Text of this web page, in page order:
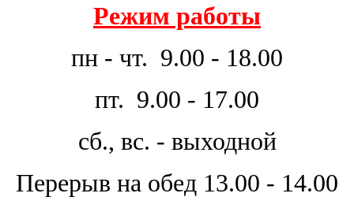
Режим работы
пн - чт. 9.00 - 18.00
пт. 9.00 - 17.00
сб., вс. - выходной
Перерыв на обед 13.00 - 14.00